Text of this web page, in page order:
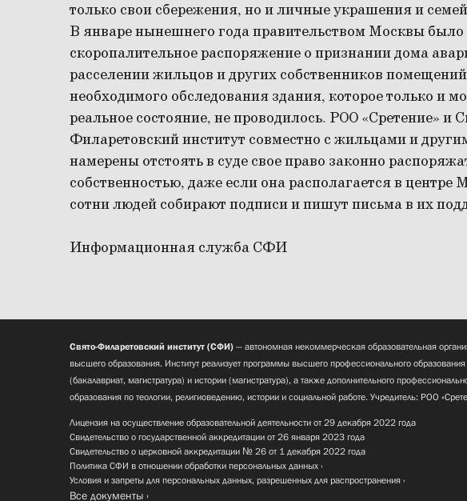
только свои сбережения, но и личные украшения и
В январе нынешнего года правительством Москвы было
скоропалительное распоряжение о признании дома
расселении жильцов и других собственников
необходимого обследования здания, которое только и
реальное состояние, не проводилось. РОО «Сретение» и
Филаретовский институт совместно с жильцами и
намерены отстоять в суде свое право законно
собственностью, даже если она располагается в
сотни людей собирают подписи и пишут письма в их
Информационная служба СФИ
Свято-Филаретовский институт (СФИ) — автономная некоммерческая образовательная
высшего образования. Институт реализует программы высшего профессионального образования
(бакалавриат, магистратура) и истории (магистратура), а также дополнительного
образования по теологии, религиоведению, истории и социальной работе. Учредитель: РОО
Лицензия на осуществление образовательной деятельности от 29 декабря 2022 года
Свидетельство о государственной аккредитации от 26 января 2023 года
Свидетельство о церковной аккредитации № 26 от 1 декабря 2022 года
Политика СФИ в отношении обработки персональных данных
Условия и запреты для персональных данных, разрешенных для распространения
Все документы